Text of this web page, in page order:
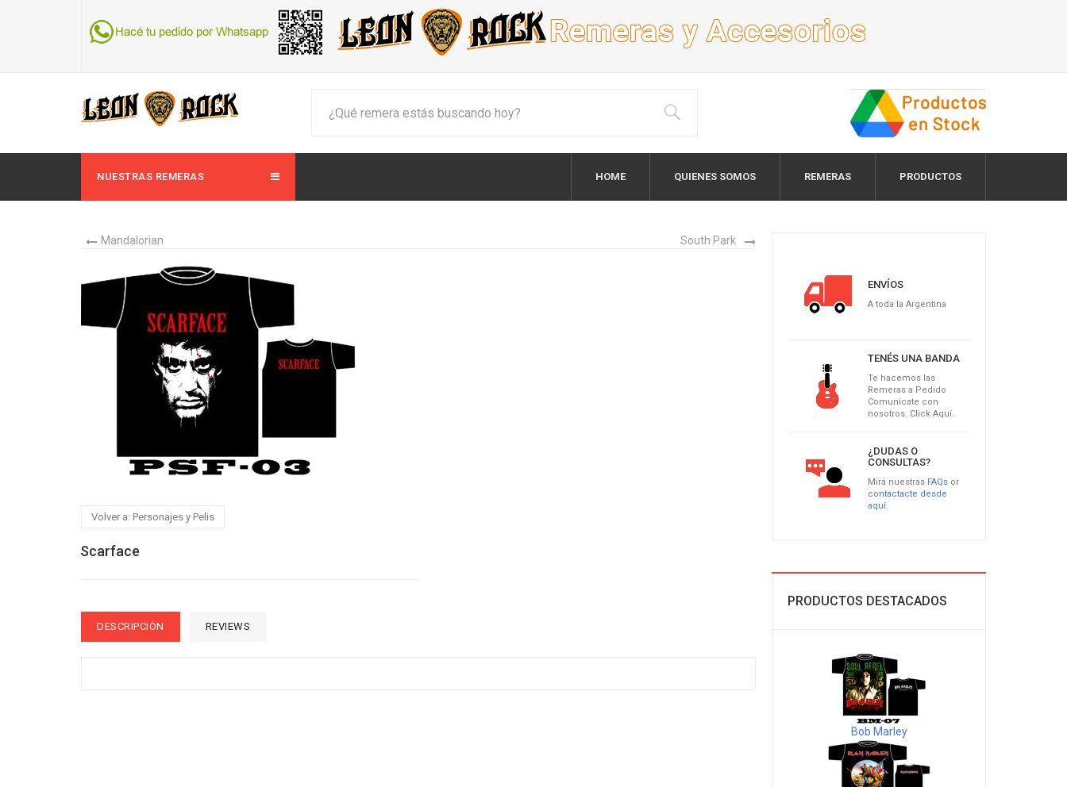
NUESTRAS REMERAS HOME QUIENES SOMOS REMERAS PRODUCTOS
Mandalorian South Park
Volver a: Personajes y Pelis
Scarface
DESCRIPCIÓN REVIEWS
ENVÍOS
A toda la Argentina
TENÉS UNA BANDA
Te hacemos las
Remeras a Pedido
Comunicate con
nosotros. Click Aquí.
¿DUDAS O
CONSULTAS?
Mirá nuestras FAQs or
contactacte desde
aquí
PRODUCTOS DESTACADOS
Bob Marley